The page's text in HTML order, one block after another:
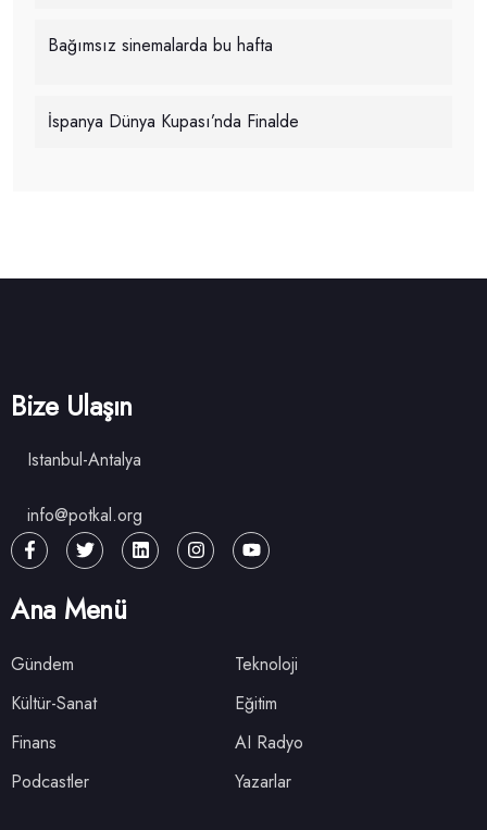
Bağımsız sinemalarda bu hafta
İspanya Dünya Kupası’nda Finalde
Bize Ulaşın
Istanbul-Antalya
info@potkal.org
Ana Menü
Gündem
Teknoloji
Kültür-Sanat
Eğitim
Finans
AI Radyo
Podcastler
Yazarlar